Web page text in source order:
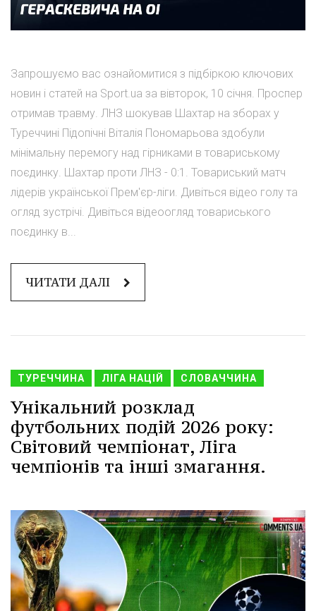
Запрошуємо вас ознайомитися з підбіркою ключових
новин і статей на Sport.ua за вівторок, 10 січня. Проспер
отримав травму. ЛНЗ шокував Шахтар на зборах у
Туреччині Підопічні Віталія Пономарьова здобули
мінімальну перемогу над гірниками в товариському
поєдинку. Шахтар проти ЛНЗ - 0:1. Товариський матч
лідерів української Прем'єр-ліги. Дивіться відео голу та
огляд зустрічі. Дивіться відеоогляд товариського
поєдинку в...
ЧИТАТИ ДАЛІ
ТУРЕЧЧИНА ЛІГА НАЦІЙ СЛОВАЧЧИНА
Унікальний розклад
футбольних подій 2026 року:
Світовий чемпіонат, Ліга
чемпіонів та інші змагання.